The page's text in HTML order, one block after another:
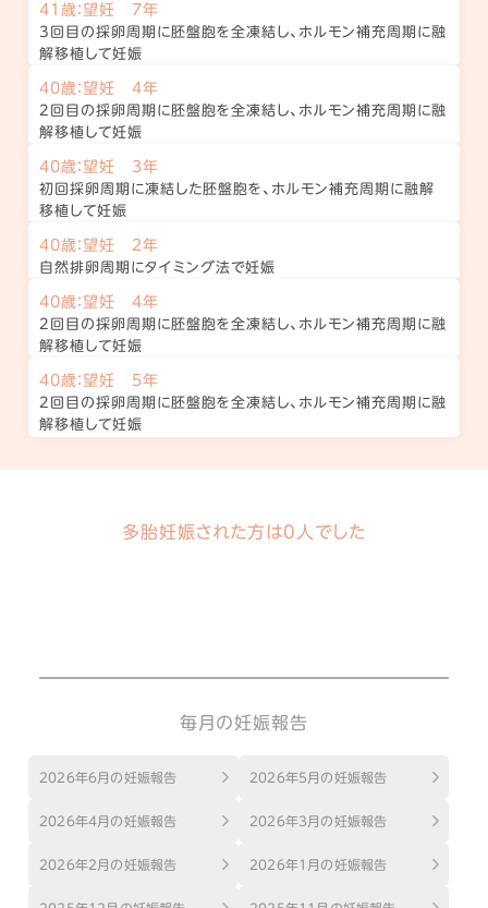
41歳：望妊 7年
3回目の採卵周期に胚盤胞を全凍結し、ホルモン補充周期に融
解移植して妊娠
40歳：望妊 4年
2回目の採卵周期に胚盤胞を全凍結し、ホルモン補充周期に融
解移植して妊娠
40歳：望妊 3年
初回採卵周期に凍結した胚盤胞を、ホルモン補充周期に融解
移植して妊娠
40歳：望妊 2年
自然排卵周期にタイミング法で妊娠
40歳：望妊 4年
2回目の採卵周期に胚盤胞を全凍結し、ホルモン補充周期に融
解移植して妊娠
40歳：望妊 5年
2回目の採卵周期に胚盤胞を全凍結し、ホルモン補充周期に融
解移植して妊娠
多胎妊娠された方は0人でした
毎月の妊娠報告
2026年6月の妊娠報告 2026年5月の妊娠報告
2026年4月の妊娠報告 2026年3月の妊娠報告
2026年2月の妊娠報告 2026年1月の妊娠報告